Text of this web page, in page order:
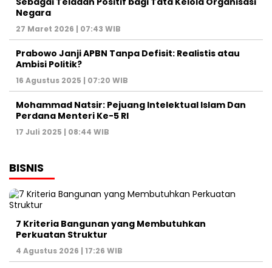
Negara
27 Maret 2026 | 07:43 WIB
Prabowo Janji APBN Tanpa Defisit: Realistis atau
Ambisi Politik?
16 Agustus 2025 | 07:20 WIB
Mohammad Natsir: Pejuang Intelektual Islam Dan
Perdana Menteri Ke-5 RI
17 Juli 2025 | 08:44 WIB
BISNIS
7 Kriteria Bangunan yang Membutuhkan
Perkuatan Struktur
4 Agustus 2026 | 17:26 WIB